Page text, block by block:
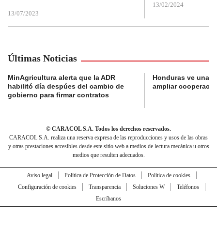
13/07/2023
13/02/2024
Últimas Noticias
MinAgricultura alerta que la ADR
habilitó día despúes del cambio de
gobierno para firmar contratos
Honduras ve una
ampliar
© CARACOL S.A. Todos los derechos reservados.
CARACOL S.A. realiza una reserva expresa de las reproducciones y usos de las obras
y otras prestaciones accesibles desde este sitio web a medios de lectura mecánica u otros
medios que resulten adecuados.
Aviso legal Política de Protección de Datos
Política de cookies
Configuración de cookies
Transparencia Soluciones W
Teléfonos
Escríbanos